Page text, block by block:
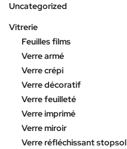
Uncategorized
Vitrerie
Feuilles films
Verre armé
Verre crépi
Verre décoratif
Verre feuilleté
Verre imprimé
Verre miroir
Verre réfléchissant stopsol